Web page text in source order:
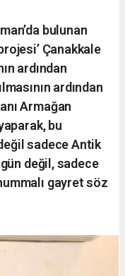
bulunan
Çanakkale
ardından
ardından
Armağan
bu
sadece Antik
gün değil, sadece
gayret söz